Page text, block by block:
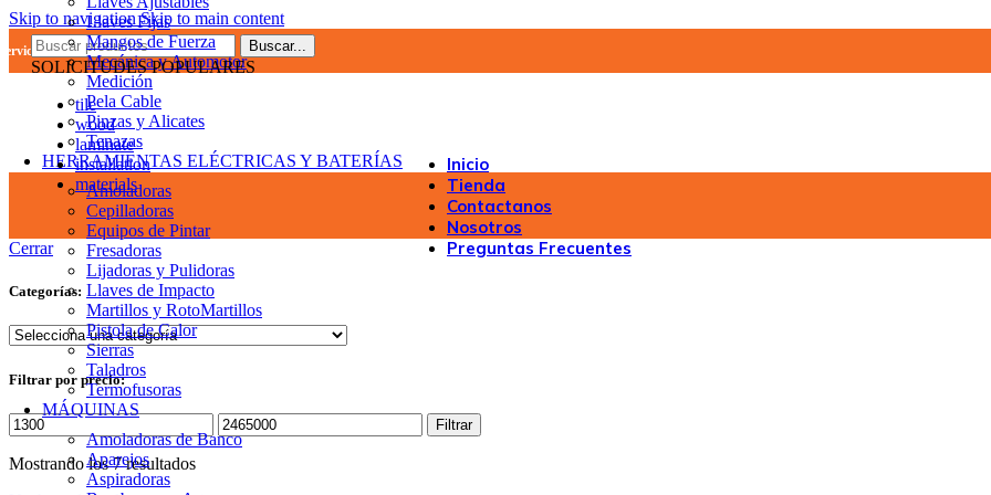
Skip to navigationSkip to main content
Post-Venta Buscar...
SOLICITUDES POPULARES
tile
wood
laminate
installation
materials
Llaves Fijas
Mangos de Fuerza
Mecánica y Automotor
Medición
Pela Cable
Pinzas y Alicates
Tenazas
HERRAMIENTAS ELÉCTRICAS Y BATERÍAS
Amoladoras
Cepilladoras
Equipos de Pintar
Fresadoras
Lijadoras y Pulidoras
Llaves de Impacto
Martillos y RotoMartillos
Pistola de Calor
Sierras
Taladros
Termofusoras
MÁQUINAS
Amoladoras de Banco
Aparejos
Aspiradoras
Inicio
Tienda
Contactanos
Nosotros
Preguntas Frecuentes
Cerrar
Categorías:
Filtrar por precio:
Filtrar
Mostrando los 7 resultados